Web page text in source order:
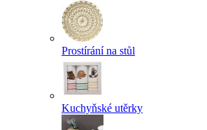
Prostírání na stůl
Kuchyňské utěrky